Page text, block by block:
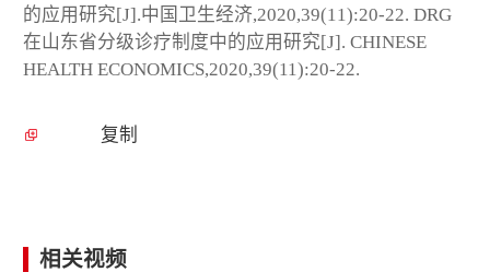
的应用研究[J].中国卫生经济,2020,39(11):20-22. DRG
在山东省分级诊疗制度中的应用研究[J]. CHINESE
HEALTH ECONOMICS,2020,39(11):20-22.
复制
相关视频